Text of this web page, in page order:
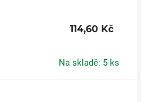
114,60 Kč
Na skladě: 5 ks